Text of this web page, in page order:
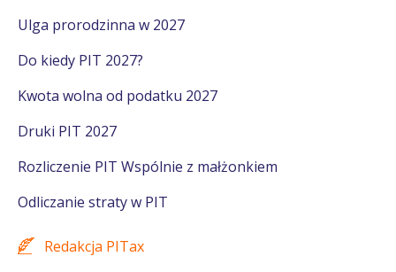
Ulga prorodzinna w 2027
Do kiedy PIT 2027?
Kwota wolna od podatku 2027
Druki PIT 2027
Rozliczenie PIT Wspólnie z małżonkiem
Odliczanie straty w PIT
Redakcja PITax